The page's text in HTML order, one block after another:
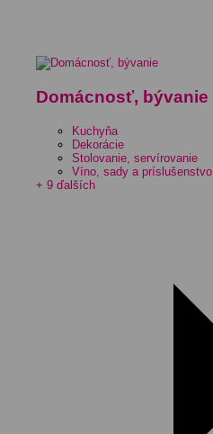
Domácnosť, bývanie
Kuchyňa
Dekorácie
Stolovanie, servírovanie
Víno, sady a príslušenstvo
+ 9 ďalších